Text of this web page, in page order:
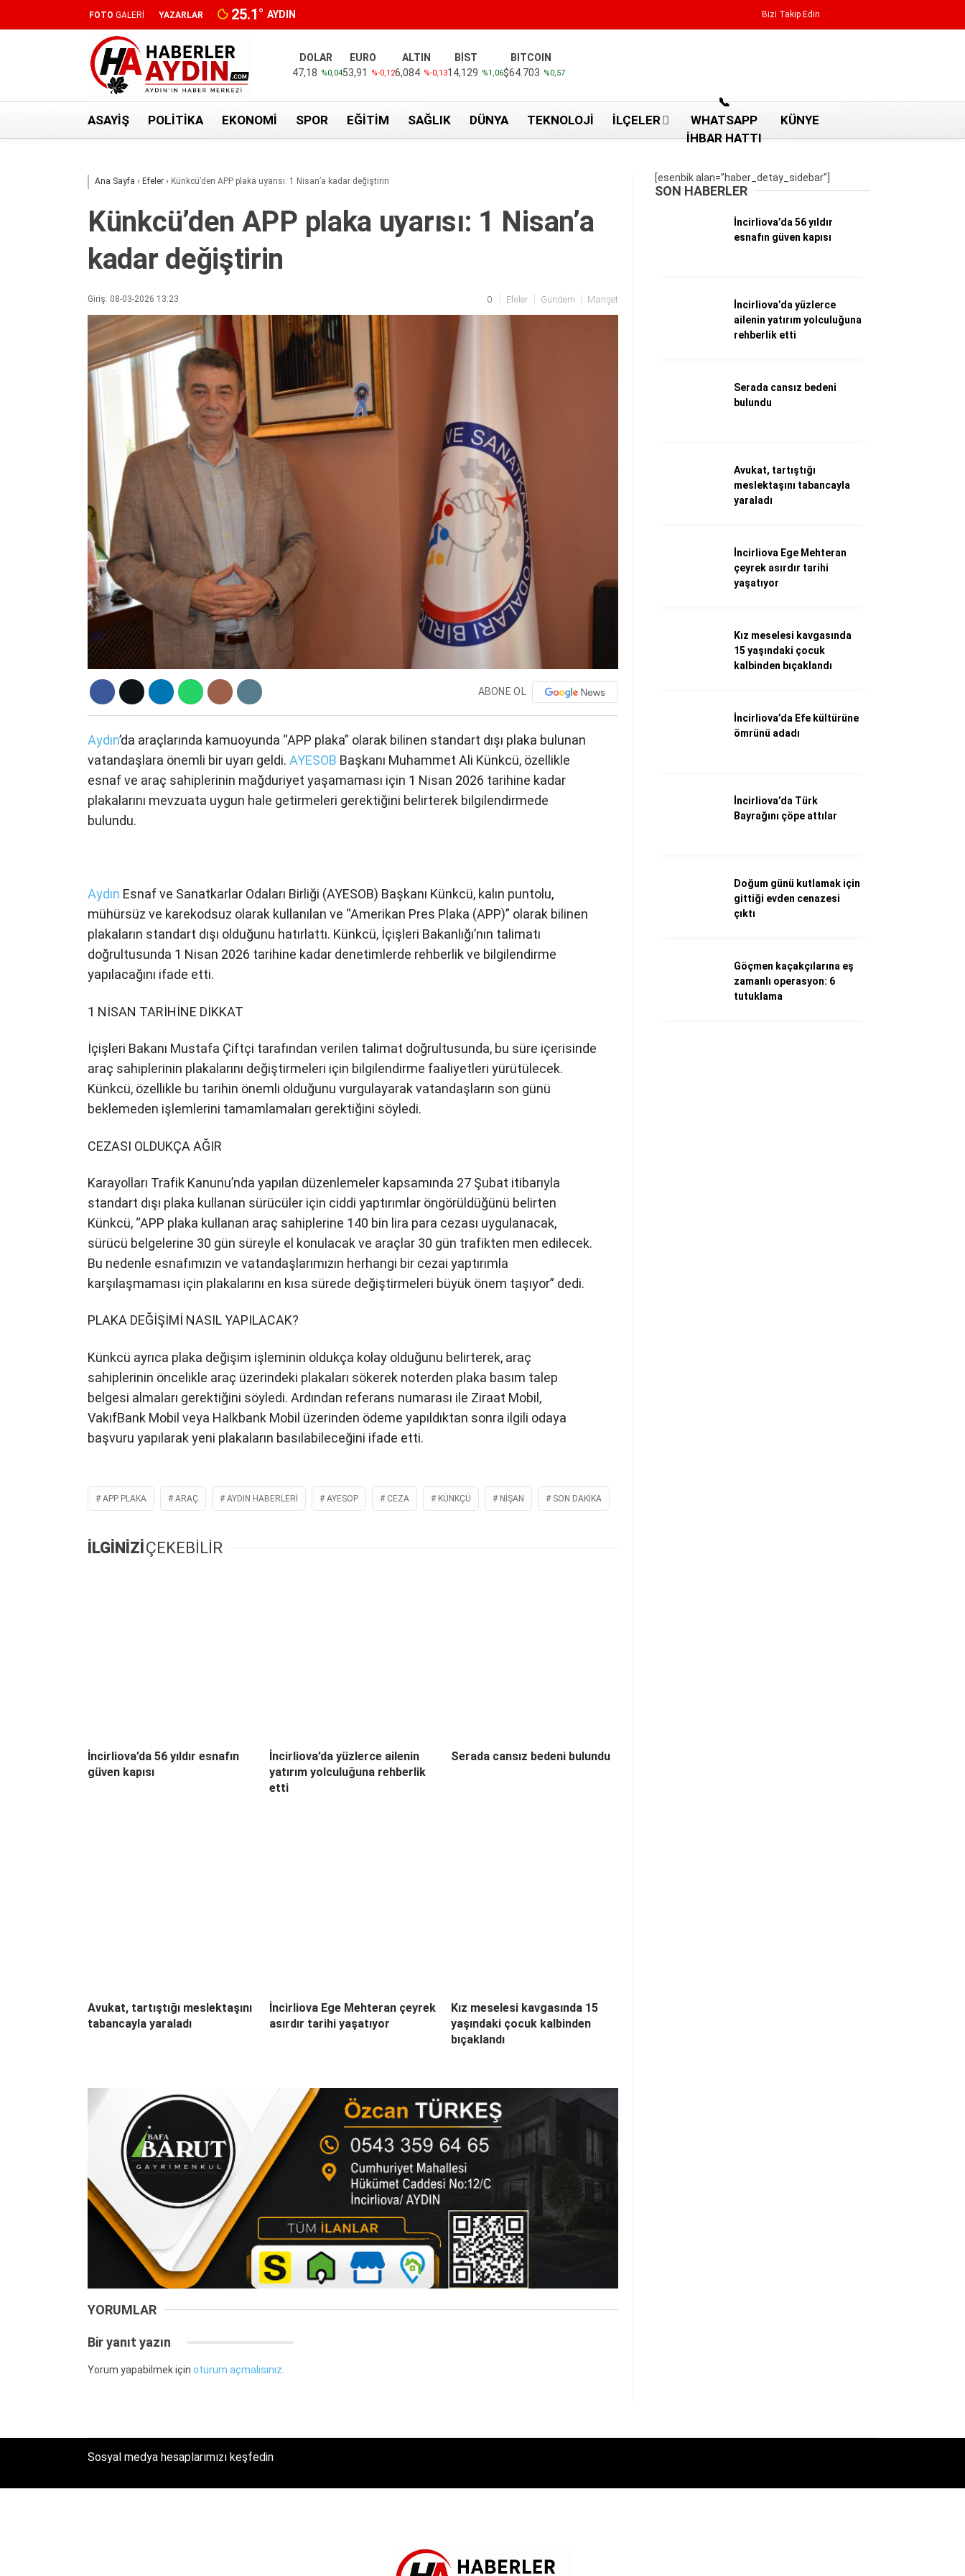
Aydın nöbetçi eczaneler
Aydın Sinema salonları
Künye
Facebook
FOTO GALERİ YAZARLAR 25.1° AYDIN Bizi Takip Edin
DOLAR
47,18 %0,04
EURO
53,91
%-0,12
ALTIN
6,084 %-0,13
BİST
14,129 %1,06
BITCOIN
$64.703 %0,57
ASAYIŞ POLITIKA EKONOMI SPOR EĞITIM SAĞLIK DÜNYA TEKNOLOJI İLÇELER
📞
WHATSAPP
İHBAR HATTI
KÜNYE
Ana Sayfa › Efeler › Künkcü’den APP plaka uyarısı: 1 Nisan’a kadar değiştirin
Künkcü’den APP plaka uyarısı: 1 Nisan’a
kadar değiştirin
Giriş: 08-03-2026 13:23 0 Efeler Gündem Manşet
ABONE OL
Aydın’da araçlarında kamuoyunda “APP plaka” olarak bilinen standart dışı plaka bulunan
vatandaşlara önemli bir uyarı geldi. AYESOB Başkanı Muhammet Ali Künkcü, özellikle
esnaf ve araç sahiplerinin mağduriyet yaşamaması için 1 Nisan 2026 tarihine kadar
plakalarını mevzuata uygun hale getirmeleri gerektiğini belirterek bilgilendirmede
bulundu.
Aydın Esnaf ve Sanatkarlar Odaları Birliği (AYESOB) Başkanı Künkcü, kalın puntolu,
mühürsüz ve karekodsuz olarak kullanılan ve “Amerikan Pres Plaka (APP)” olarak bilinen
plakaların standart dışı olduğunu hatırlattı. Künkcü, İçişleri Bakanlığı’nın talimatı
doğrultusunda 1 Nisan 2026 tarihine kadar denetimlerde rehberlik ve bilgilendirme
yapılacağını ifade etti.
1 NİSAN TARİHİNE DİKKAT
İçişleri Bakanı Mustafa Çiftçi tarafından verilen talimat doğrultusunda, bu süre içerisinde
araç sahiplerinin plakalarını değiştirmeleri için bilgilendirme faaliyetleri yürütülecek.
Künkcü, özellikle bu tarihin önemli olduğunu vurgulayarak vatandaşların son günü
beklemeden işlemlerini tamamlamaları gerektiğini söyledi.
CEZASI OLDUKÇA AĞIR
Karayolları Trafik Kanunu’nda yapılan düzenlemeler kapsamında 27 Şubat itibarıyla
standart dışı plaka kullanan sürücüler için ciddi yaptırımlar öngörüldüğünü belirten
Künkcü, “APP plaka kullanan araç sahiplerine 140 bin lira para cezası uygulanacak,
sürücü belgelerine 30 gün süreyle el konulacak ve araçlar 30 gün trafikten men edilecek.
Bu nedenle esnafımızın ve vatandaşlarımızın herhangi bir cezai yaptırımla
karşılaşmaması için plakalarını en kısa sürede değiştirmeleri büyük önem taşıyor” dedi.
PLAKA DEĞİŞİMİ NASIL YAPILACAK?
Künkcü ayrıca plaka değişim işleminin oldukça kolay olduğunu belirterek, araç
sahiplerinin öncelikle araç üzerindeki plakaları sökerek noterden plaka basım talep
belgesi almaları gerektiğini söyledi. Ardından referans numarası ile Ziraat Mobil,
VakıfBank Mobil veya Halkbank Mobil üzerinden ödeme yapıldıktan sonra ilgili odaya
başvuru yapılarak yeni plakaların basılabileceğini ifade etti.
APP PLAKA ARAÇ AYDIN HABERLERI AYESOP CEZA KÜNKÇÜ NIŞAN SON DAKIKA
İLGİNİZİÇEKEBİLİR
İncirliova’da 56 yıldır esnafın
güven kapısı
İncirliova’da yüzlerce ailenin
yatırım yolculuğuna rehberlik
etti
Serada cansız bedeni bulundu
Avukat, tartıştığı meslektaşını
tabancayla yaraladı
İncirliova Ege Mehteran çeyrek
asırdır tarihi yaşatıyor
Kız meselesi kavgasında 15
yaşındaki çocuk kalbinden
bıçaklandı
YORUMLAR
Bir yanıt yazın
Yorum yapabilmek için oturum açmalısınız
[esenbik alan=”haber_detay_sidebar”]
SON HABERLER
İncirliova’da 56 yıldır
esnafın güven kapısı
İncirliova’da yüzlerce
ailenin yatırım yolculuğuna
rehberlik etti
Serada cansız bedeni
bulundu
Avukat, tartıştığı
meslektaşını tabancayla
yaraladı
İncirliova Ege Mehteran
çeyrek asırdır tarihi
yaşatıyor
Kız meselesi kavgasında
15 yaşındaki çocuk
kalbinden bıçaklandı
İncirliova’da Efe kültürüne
ömrünü adadı
İncirliova’da Türk
Bayrağını çöpe attılar
Doğum günü kutlamak için
gittiği evden cenazesi
çıktı
Göçmen kaçakçılarına eş
zamanlı operasyon: 6
tutuklama
Sosyal medya hesaplarımızı keşfedin